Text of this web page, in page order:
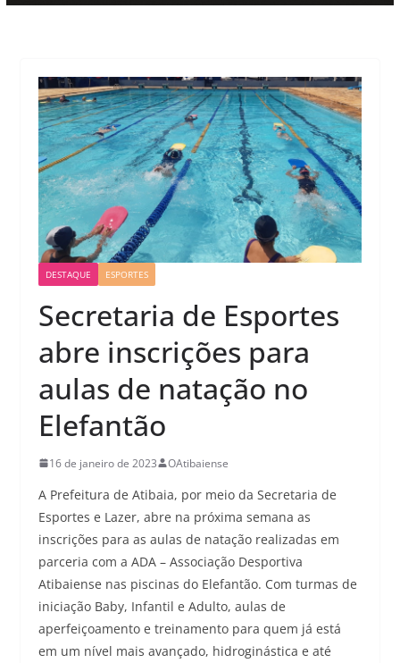
DESTAQUE ESPORTES
Secretaria de Esportes
abre inscrições para
aulas de natação no
Elefantão
16 de janeiro de 2023 OAtibaiense
A Prefeitura de Atibaia, por meio da Secretaria de
Esportes e Lazer, abre na próxima semana as
inscrições para as aulas de natação realizadas em
parceria com a ADA – Associação Desportiva
Atibaiense nas piscinas do Elefantão. Com turmas de
iniciação Baby, Infantil e Adulto, aulas de
aperfeiçoamento e treinamento para quem já está
em um nível mais avançado, hidroginástica e até